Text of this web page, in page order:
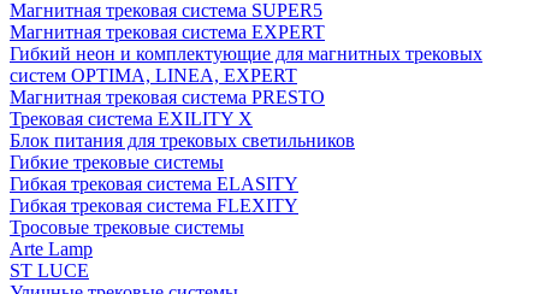
Магнитная трековая система SUPER5
Магнитная трековая система EXPERT
Гибкий неон и комплектующие для магнитных трековых
систем OPTIMA, LINEA, EXPERT
Магнитная трековая система PRESTO
Трековая система EXILITY X
Блок питания для трековых светильников
Гибкие трековые системы
Гибкая трековая система ELASITY
Гибкая трековая система FLEXITY
Тросовые трековые системы
Arte Lamp
ST LUCE